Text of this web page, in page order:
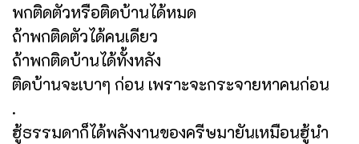
พกติดตัวหรือติดบ้านได้หมด
ถ้าพกติดตัวได้คนเดียว
ถ้าพกติดบ้านได้ทั้งหลัง
ติดบ้านจะเบาๆ ก่อน เพราะจะกระจายหาคนก่อน
.
ฮู้ธรรมดาก็ได้พลังงานของครีษมายันเหมือนฮู้นำ